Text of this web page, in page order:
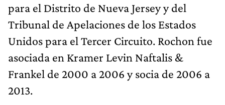
para el Distrito de Nueva Jersey y del
Tribunal de Apelaciones de los Estados
Unidos para el Tercer Circuito. Rochon fue
asociada en Kramer Levin Naftalis &
Frankel de 2000 a 2006 y socia de 2006 a
2013.